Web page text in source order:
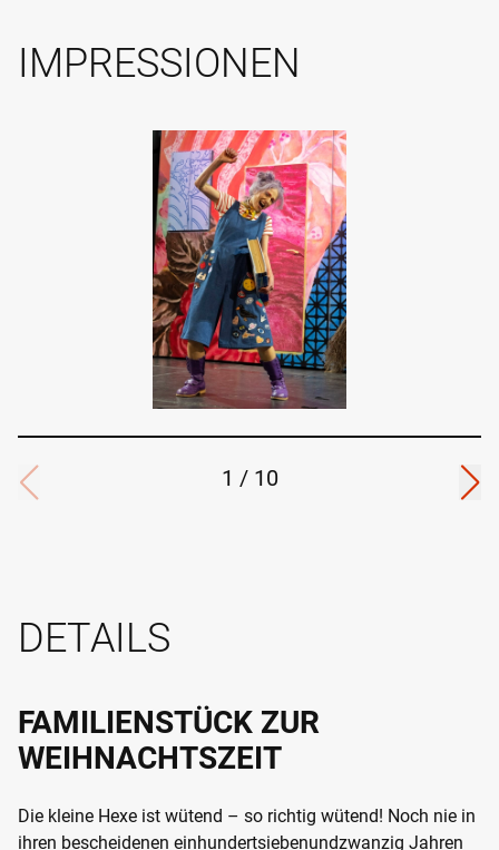
IMPRESSIONEN
1 / 10
DETAILS
FAMILIENSTÜCK ZUR
WEIHNACHTSZEIT
Die kleine Hexe ist wütend – so richtig wütend! Noch nie in
ihren bescheidenen einhundertsiebenundzwanzig Jahren